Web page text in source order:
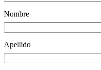
Nombre
Apellido